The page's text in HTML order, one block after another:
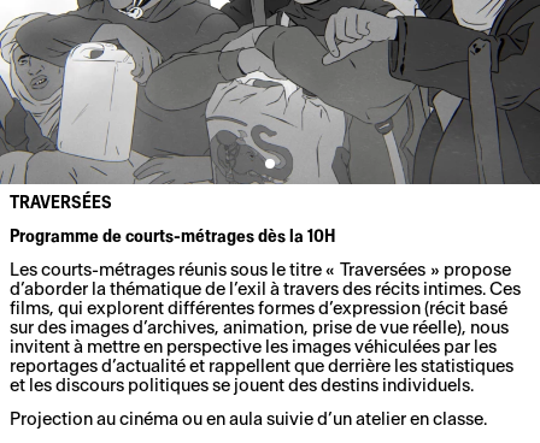
TRAVERSÉES
Programme de courts-métrages dès la 10H
Les courts-métrages réunis sous le titre « Traversées » propose
d’aborder la thématique de l’exil à travers des récits intimes. Ces
films, qui explorent différentes formes d’expression (récit basé
sur des images d’archives, animation, prise de vue réelle), nous
invitent à mettre en perspective les images véhiculées par les
reportages d’actualité et rappellent que derrière les statistiques
et les discours politiques se jouent des destins individuels.
Projection au cinéma ou en aula suivie d’un atelier en classe.